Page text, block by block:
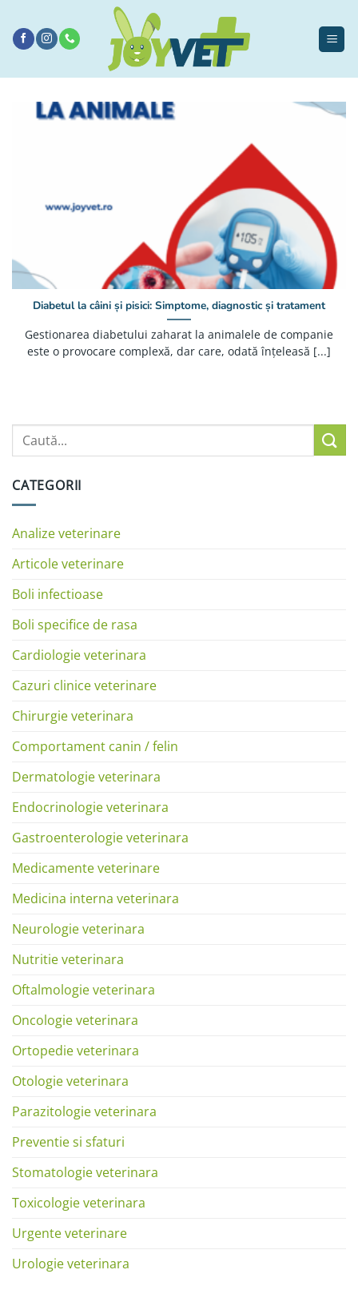
conținut
CATEGORII
Analize veterinare
Articole veterinare
Boli infectioase
Boli specifice de rasa
Cardiologie veterinara
Cazuri clinice veterinare
Chirurgie veterinara
Comportament canin / felin
Dermatologie veterinara
Endocrinologie veterinara
Gastroenterologie veterinara
Medicamente veterinare
Medicina interna veterinara
Neurologie veterinara
Nutritie veterinara
Oftalmologie veterinara
Oncologie veterinara
Ortopedie veterinara
Otologie veterinara
Parazitologie veterinara
Preventie si sfaturi
Stomatologie veterinara
Toxicologie veterinara
Urgente veterinare
Urologie veterinara
Diabetul la câini și pisici: Simptome, diagnostic și tratament
Gestionarea diabetului zaharat la animalele de companie
este o provocare complexă, dar care, odată înțeleasă [...]